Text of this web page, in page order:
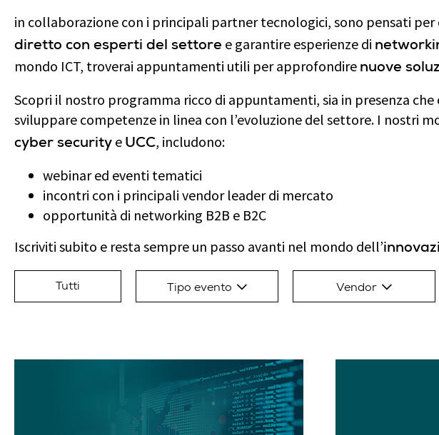
in collaborazione con i principali partner tecnologici, sono pensati per
diretto con esperti del settore e garantire esperienze di
mondo ICT, troverai appuntamenti utili per approfondire nuove
Scopri il nostro programma ricco di appuntamenti, sia in presenza
sviluppare competenze in linea con l’evoluzione del settore. I nostri
cyber security e UCC, includono:
webinar ed eventi tematici
incontri con i principali vendor leader di mercato
opportunità di networking B2B e B2C
Iscriviti subito e resta sempre un passo avanti nel mondo dell’
Tutti Tipo evento Vendor